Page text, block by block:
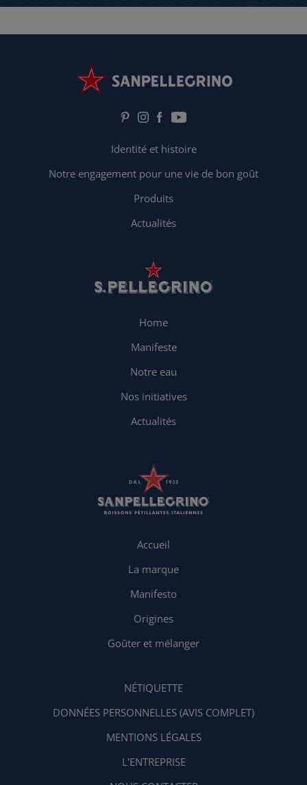
Identité et histoire
Notre engagement pour une vie de bon goût
Produits
Actualités
Home
Manifeste
Notre eau
Nos initiatives
Actualités
Accueil
La marque
Manifesto
Origines
Goûter et mélanger
NÉTIQUETTE
DONNÉES PERSONNELLES (AVIS COMPLET)
MENTIONS LÉGALES
L'ENTREPRISE